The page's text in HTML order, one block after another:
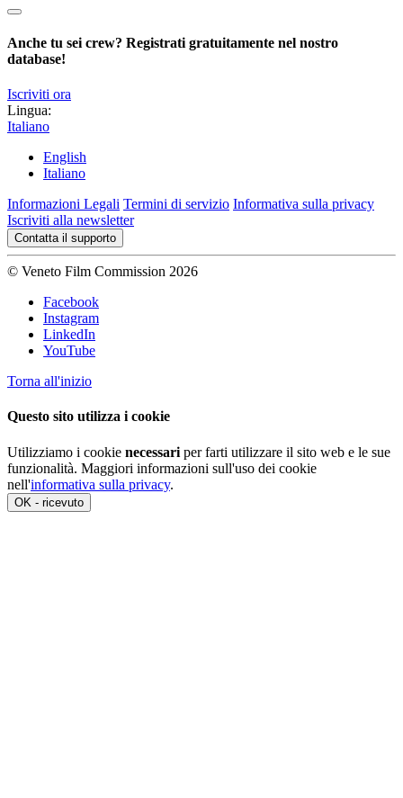
Anche tu sei crew? Registrati gratuitamente nel nostro
database!
Iscriviti ora
Lingua:
Italiano
English
Italiano
Informazioni Legali Termini di servizio Informativa sulla privacy
Iscriviti alla newsletter
Contatta il supporto
© Veneto Film Commission 2026
Facebook
Instagram
LinkedIn
YouTube
Torna all'inizio
Questo sito utilizza i cookie
Utilizziamo i cookie necessari per farti utilizzare il sito web e le sue
funzionalità. Maggiori informazioni sull'uso dei cookie
nell'informativa sulla privacy.
OK - ricevuto